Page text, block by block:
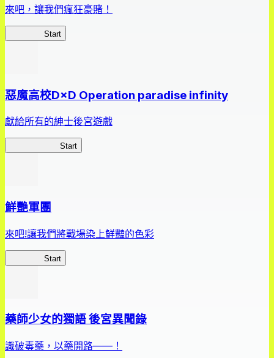
來吧，讓我們瘋狂豪賭！
Start
惡魔高校D×D Operation paradise infinity
獻給所有的紳士後宮遊戲
Start
鮮艷軍團
來吧!讓我們將戰場染上鮮豔的色彩
Start
藥師少女的獨語 後宮異聞錄
識破毒藥，以藥開路——！